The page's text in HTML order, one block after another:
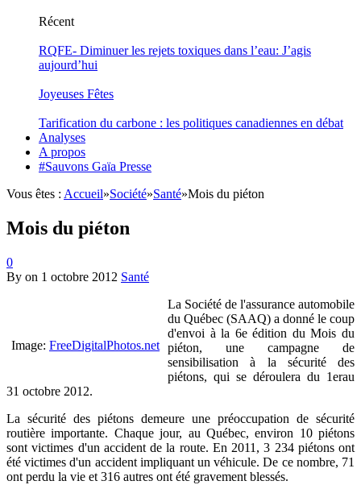
Récent
RQFE- Diminuer les rejets toxiques dans l’eau: J’agis
aujourd’hui
Joyeuses Fêtes
Tarification du carbone : les politiques canadiennes en débat
Analyses
A propos
#Sauvons Gaïa Presse
Vous êtes : Accueil»Société»Santé»Mois du piéton
Mois du piéton
0
By on 1 octobre 2012 Santé
Image: FreeDigitalPhotos.net
La Société de l'assurance automobile
du Québec (SAAQ) a donné le coup
d'envoi à la 6e édition du Mois du
piéton, une campagne de
sensibilisation à la sécurité des
piétons, qui se déroulera du 1erau
31 octobre 2012.
La sécurité des piétons demeure une préoccupation de sécurité
routière importante. Chaque jour, au Québec, environ 10 piétons
sont victimes d'un accident de la route. En 2011, 3 234 piétons ont
été victimes d'un accident impliquant un véhicule. De ce nombre, 71
ont perdu la vie et 316 autres ont été gravement blessés.